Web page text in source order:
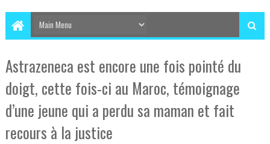
Astrazeneca est encore une fois pointé du
doigt, cette fois-ci au Maroc, témoignage
d’une jeune qui a perdu sa maman et fait
recours à la justice